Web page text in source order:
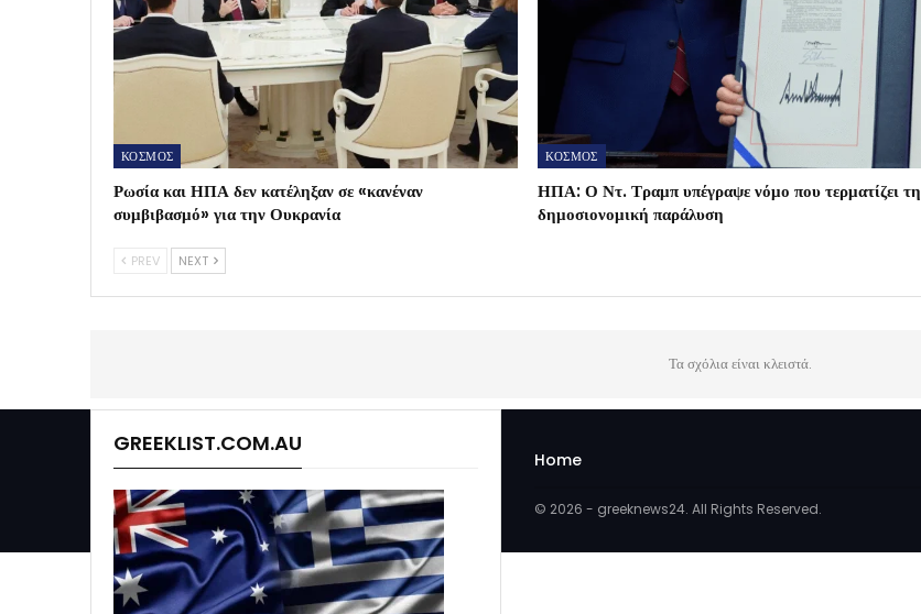
ΚΟΣΜΟΣ
Ρωσία και ΗΠΑ δεν κατέληξαν σε «κανέναν
συμβιβασμό» για την Ουκρανία
ΚΟΣΜΟΣ
ΗΠΑ: Ο Ντ. Τραμπ υπέγραψε νόμο που τερματίζει τη
δημοσιονομική παράλυση
PREV NEXT
Τα σχόλια είναι κλειστά.
GREEKLIST.COM.AU
Home
© 2026 - greeknews24. All Rights Reserved.